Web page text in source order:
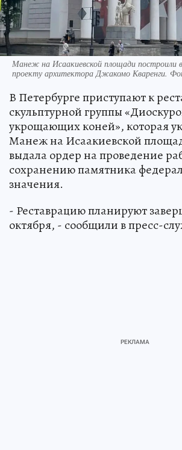
Манеж на Исаакиевской площади построили
проекту архитектора Джакомо Кваренги.
В Петербурге приступают к
скульптурной группы
укрощающих коней», которая
Манеж на Исаакиевской
выдала ордер на проведение
сохранению памятника
значения.
- Реставрацию планируют
октября, - сообщили в пресс-